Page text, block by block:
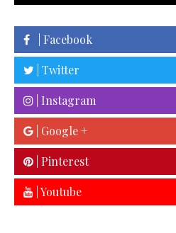
| Facebook
| Twitter
| Instagram
| Google +
| Pinterest
| Youtube